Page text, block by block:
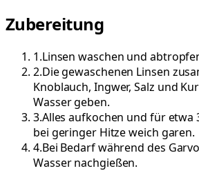
Zubereitung
1.Linsen waschen und
2.Die gewaschenen Linsen
Knoblauch, Ingwer, Salz und
Wasser geben.
3.Alles aufkochen und für etwa
bei geringer Hitze weich garen.
4.Bei Bedarf während des
Wasser nachgießen.